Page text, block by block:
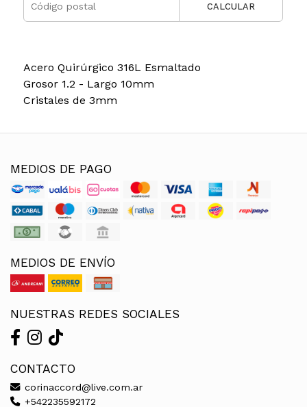
CALCULAR
Acero Quirúrgico 316L Esmaltado
Grosor 1.2 - Largo 10mm
Cristales de 3mm
MEDIOS DE PAGO
MEDIOS DE ENVÍO
NUESTRAS REDES SOCIALES
CONTACTO
corinaccord@live.com.ar
+542235592172